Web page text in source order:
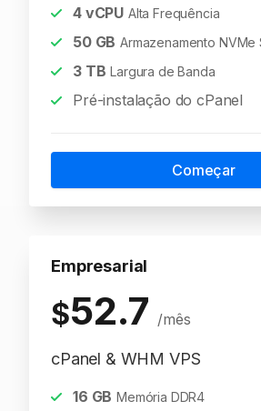
4vCPU Alta Frequência
50GB Armazenamento NVMe
3TB Largura de Banda
Pré-instalação do cPanel
Começar
Empresarial
$52.7 /mês
cPanel & WHM VPS
16 GB Memória DDR4